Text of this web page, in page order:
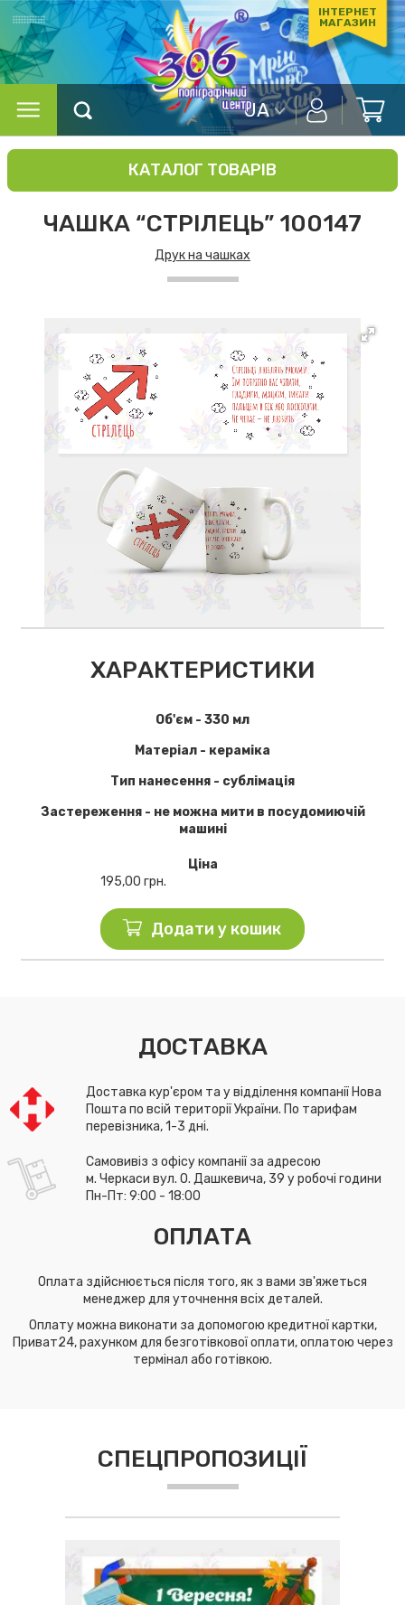
ІНТЕРНЕТ
МАГАЗИН
UA
КАТАЛОГ ТОВАРІВ
ЧАШКА “СТРІЛЕЦЬ” 100147
Друк на чашках
ХАРАКТЕРИСТИКИ
Об'єм - 330 мл
Матеріал - кераміка
Тип нанесення - сублімація
Застереження - не можна мити в посудомиючій
машині
Ціна
195,00 грн.
Додати у кошик
ДОСТАВКА
Доставка кур'єром та у відділення компанії Нова
Пошта по всій території України. По тарифам
перевізника, 1-3 дні.
Самовивіз з офісу компанії за адресою
м. Черкаси вул. О. Дашкевича, 39 у робочі години
Пн-Пт: 9:00 - 18:00
ОПЛАТА
Оплата здійснюється після того, як з вами зв'яжеться
менеджер для уточнення всіх деталей.
Оплату можна виконати за допомогою кредитної картки,
Приват24, рахунком для безготівкової оплати, оплатою через
термінал або готівкою.
СПЕЦПРОПОЗИЦІЇ